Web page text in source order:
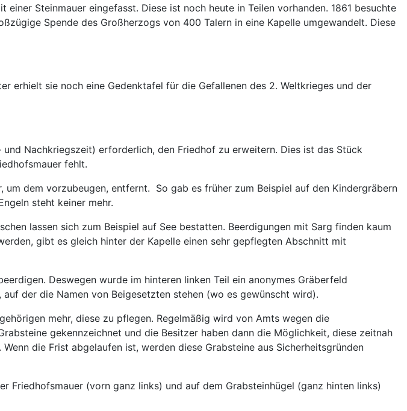
Steinmauer eingefasst. Diese ist noch heute in Teilen vorhanden. 1861 besuchte
Spende des Großherzogs von 400 Talern in eine Kapelle umgewandelt. Diese
erhielt sie noch eine Gedenktafel für die Gefallenen des 2. Weltkrieges und der
Nachkriegszeit) erforderlich, den Friedhof zu erweitern. Dies ist das Stück
fehlt.
dem vorzubeugen, entfernt. So gab es früher zum Beispiel auf den Kindergräbern
steht keiner mehr.
lassen sich zum Beispiel auf See bestatten. Beerdigungen mit Sarg finden kaum
gibt es gleich hinter der Kapelle einen sehr gepflegten Abschnitt mit
Deswegen wurde im hinteren linken Teil ein anonymes Gräberfeld
der die Namen von Beigesetzten stehen (wo es gewünscht wird).
mehr, diese zu pflegen. Regelmäßig wird von Amts wegen die
gekennzeichnet und die Besitzer haben dann die Möglichkeit, diese zeitnah
die Frist abgelaufen ist, werden diese Grabsteine aus Sicherheitsgründen
Friedhofsmauer (vorn ganz links) und auf dem Grabsteinhügel (ganz hinten links)